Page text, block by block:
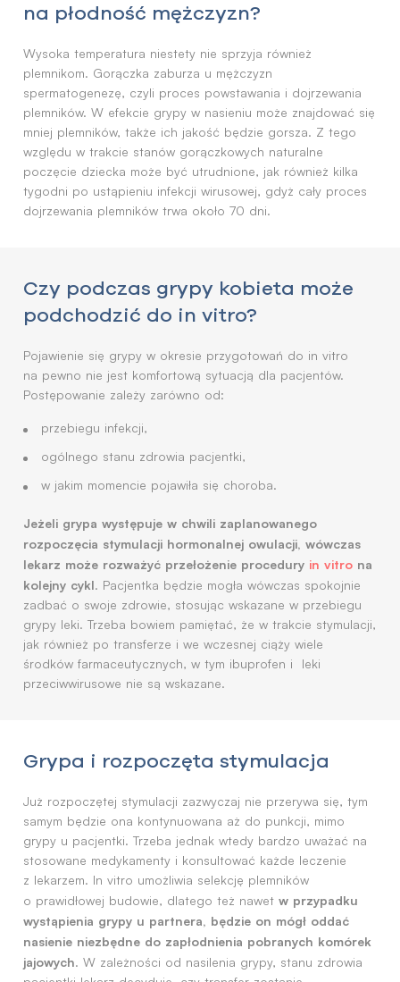
na płodność mężczyzn?
Wysoka temperatura niestety nie sprzyja również
plemnikom. Gorączka zaburza u mężczyzn
spermatogenezę, czyli proces powstawania i dojrzewania
plemników. W efekcie grypy w nasieniu może znajdować się
mniej plemników, także ich jakość będzie gorsza. Z tego
względu w trakcie stanów gorączkowych naturalne
poczęcie dziecka może być utrudnione, jak również kilka
tygodni po ustąpieniu infekcji wirusowej, gdyż cały proces
dojrzewania plemników trwa około 70 dni.
Czy podczas grypy kobieta może
podchodzić do in vitro?
Pojawienie się grypy w okresie przygotowań do in vitro
na pewno nie jest komfortową sytuacją dla pacjentów.
Postępowanie zależy zarówno od:
przebiegu infekcji,
ogólnego stanu zdrowia pacjentki,
w jakim momencie pojawiła się choroba.
Jeżeli grypa występuje w chwili zaplanowanego
rozpoczęcia stymulacji hormonalnej owulacji, wówczas
lekarz może rozważyć przełożenie procedury in vitro na
kolejny cykl. Pacjentka będzie mogła wówczas spokojnie
zadbać o swoje zdrowie, stosując wskazane w przebiegu
grypy leki. Trzeba bowiem pamiętać, że w trakcie stymulacji,
jak również po transferze i we wczesnej ciąży wiele
środków farmaceutycznych, w tym ibuprofen i leki
przeciwwirusowe nie są wskazane.
Grypa i rozpoczęta stymulacja
Już rozpoczętej stymulacji zazwyczaj nie przerywa się, tym
samym będzie ona kontynuowana aż do punkcji, mimo
grypy u pacjentki. Trzeba jednak wtedy bardzo uważać na
stosowane medykamenty i konsultować każde leczenie
z lekarzem. In vitro umożliwia selekcję plemników
o prawidłowej budowie, dlatego też nawet w przypadku
wystąpienia grypy u partnera, będzie on mógł oddać
nasienie niezbędne do zapłodnienia pobranych komórek
jajowych. W zależności od nasilenia grypy, stanu zdrowia